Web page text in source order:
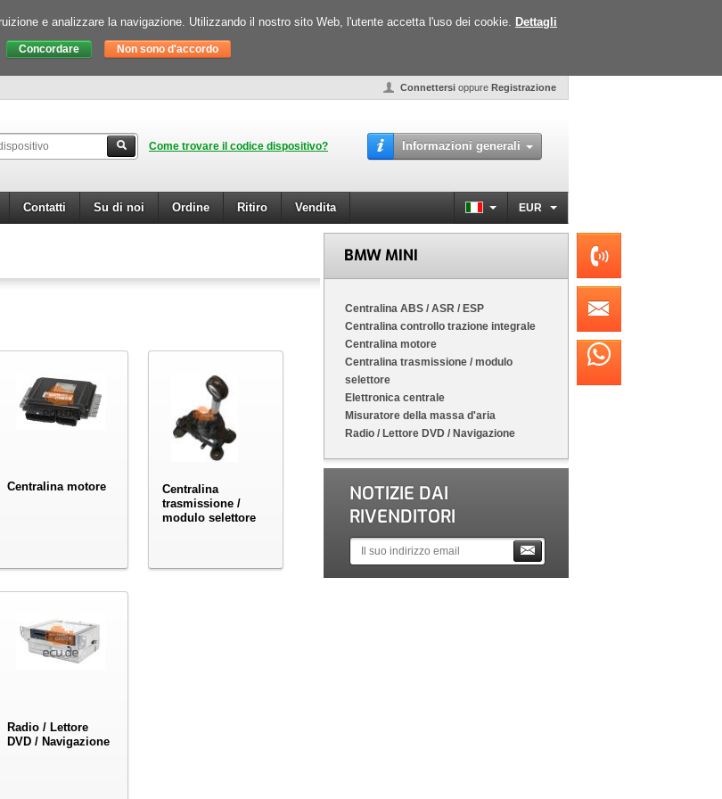
e analizzare la navigazione. Utilizzando il nostro sito Web, l'utente accetta l'uso dei cookie. Dettagli
Connettersi oppure Registrazione
Come trovare il codice dispositivo? Informazioni generali
Contatti Su di noi Ordine Ritiro Vendita EUR
Centralina motore
Centralina
trasmissione /
modulo selettore
Radio / Lettore
DVD / Navigazione
BMW MINI
Centralina ABS / ASR / ESP
Centralina controllo trazione integrale
Centralina motore
Centralina trasmissione / modulo
selettore
Elettronica centrale
Misuratore della massa d'aria
Radio / Lettore DVD / Navigazione
NOTIZIE DAI
RIVENDITORI